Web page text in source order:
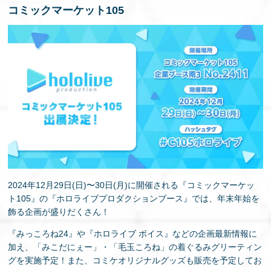
EVENTS
VIDEOS
MUSIC
SPECIAL
コミックマーケット105
2024年12月29日(日)〜30日(月)に開催される『コミックマーケッ
ト105』の『ホロライブプロダクションブース』では、年末年始を
飾る企画が盛りだくさん！
『みっころね24』や『ホロライブ ボイス』などの企画最新情報に
加え、「みこだにぇー」・「毛玉ころね」の着ぐるみグリーティン
グを実施予定！また、コミケオリジナルグッズも販売を予定してお